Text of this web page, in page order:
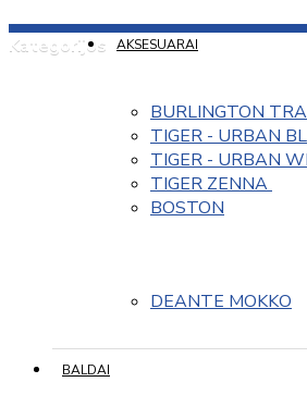
Kategorijos AKSESUARAI
BURLINGTON
TIGER - URBAN
TIGER - URBAN
TIGER ZENNA
BOSTON
DEANTE MOKKO
BALDAI